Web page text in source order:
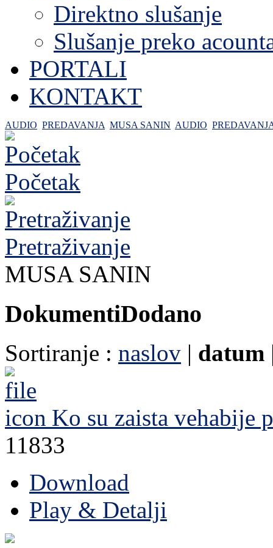
Direktno slušanje
Slušanje preko
PORTALI
KONTAKT
AUDIO PREDAVANJA MUSA SANIN AUDIO
Početak
Pretraživanje
MUSA SANIN
DokumentiDodano
Sortiranje : naslov | datum
Ko su zaista vehabije
11833
Download
Play & Detalji